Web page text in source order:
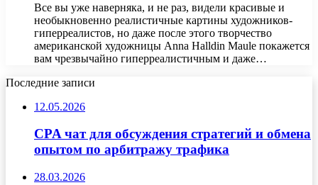
Все вы уже наверняка, и не раз, видели красивые и
необыкновенно реалистичные картины художников-
гиперреалистов, но даже после этого творчество
американской художницы Anna Halldin Maule покажется
вам чрезвычайно гиперреалистичным и даже…
Последние записи
12.05.2026
CPA чат для обсуждения стратегий и обмена
опытом по арбитражу трафика
28.03.2026